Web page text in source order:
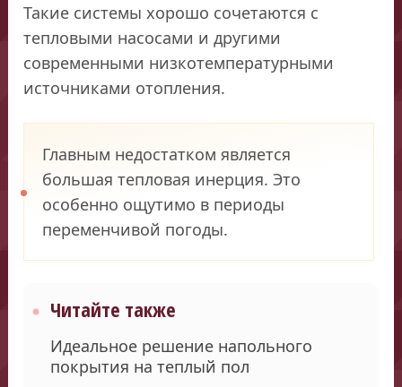
Такие системы хорошо сочетаются с
тепловыми насосами и другими
современными низкотемпературными
источниками отопления.
Главным недостатком является
большая тепловая инерция. Это
особенно ощутимо в периоды
переменчивой погоды.
Читайте также
Идеальное решение напольного
покрытия на теплый пол